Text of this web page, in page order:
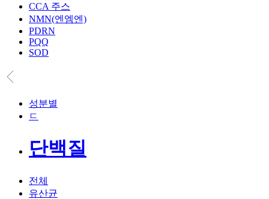
CCA 주스
NMN(엔엠엔)
PDRN
PQQ
SOD
성분별
ㄷ
단백질
전체
유산균